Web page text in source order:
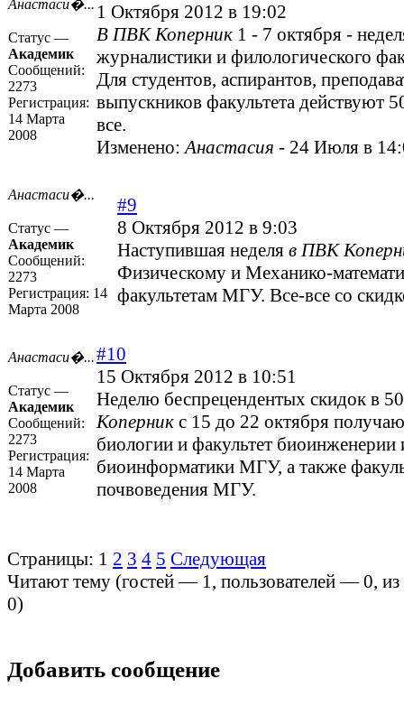
Анастаси�...
Статус —
Академик
Сообщений:
2273
Регистрация:
14 Марта
2008
1 Октября 2012 в 19:02
В ПВК Коперник 1 - 7 октября -
журналистики и филологического
Для студентов, аспирантов,
выпускников факультета действуют
все.
Изменено:Анастасия - 24 Июля в
Анастаси�...
Статус —
Академик
Сообщений:
2273
Регистрация: 14
Марта 2008
#9
8 Октября 2012 в 9:03
Наступившая неделя в ПВК
Физическому и Механико-
факультетам МГУ. Все-все со
Анастаси�...
Статус —
Академик
Сообщений:
2273
Регистрация:
14 Марта
2008
#10
15 Октября 2012 в 10:51
Неделю беспрецендентых скидок в
Коперник с 15 до 22 октября
биологии и факультет биоинженерии
биоинформатики МГУ, а также
почвоведения МГУ.
Страницы: 1 2 3 4 5 Следующая
Читают тему (гостей — 1, пользователей —0,
0)
Добавить сообщение